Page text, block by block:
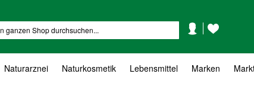
KontoWunschzettel
Naturarznei Naturkosmetik Lebensmittel Marken